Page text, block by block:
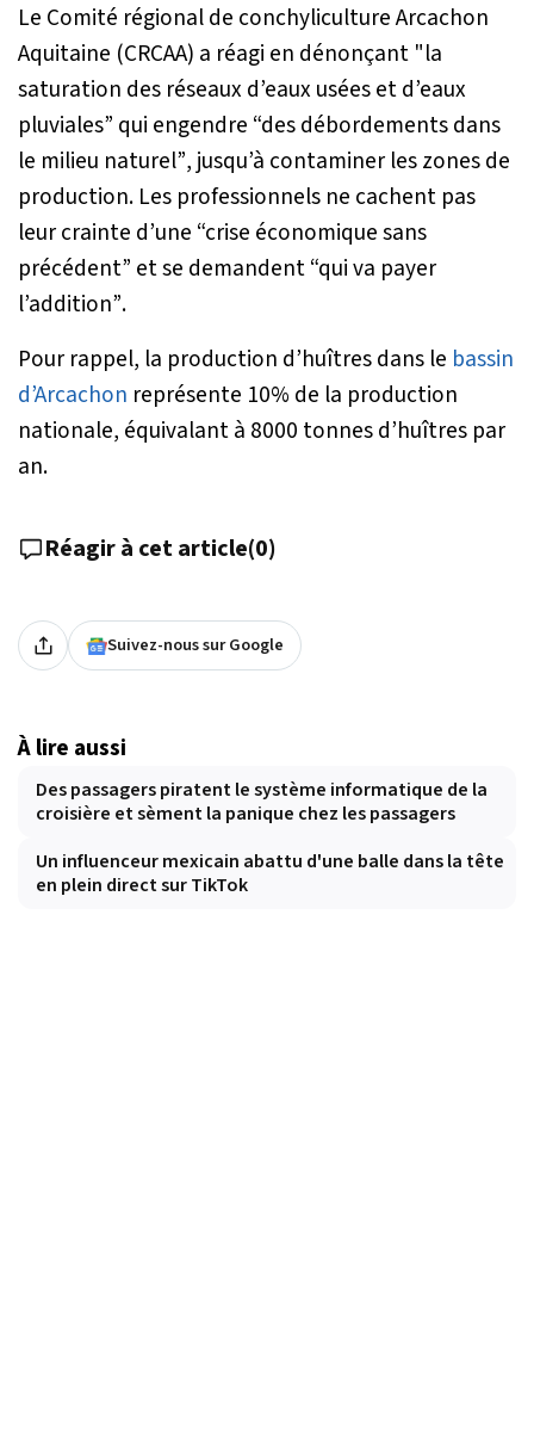
Le Comité régional de conchyliculture Arcachon
Aquitaine (CRCAA) a réagi en dénonçant "la
saturation des réseaux d’eaux usées et d’eaux
pluviales” qui engendre “des débordements dans
le milieu naturel”, jusqu’à contaminer les zones de
production. Les professionnels ne cachent pas
leur crainte d’une “crise économique sans
précédent” et se demandent“qui va payer
l’addition”.
Pour rappel, la production d’huîtres dans le bassin
d’Arcachon représente 10% de la production
nationale, équivalant à 8000 tonnes d’huîtres par
an.
Réagir à cet article(0)
Suivez-nous sur Google
À lire aussi
Des passagers piratent le système informatique de la
croisière et sèment la panique chez les passagers
Un influenceur mexicain abattu d'une balle dans la tête
en plein direct sur TikTok